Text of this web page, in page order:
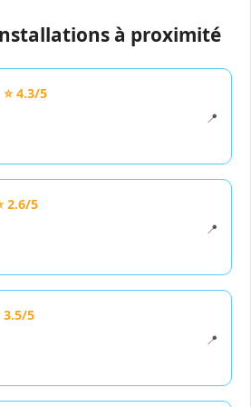
à proximité
⭐ 4.3/5
📍
2.6/5
📍
3.5/5
📍